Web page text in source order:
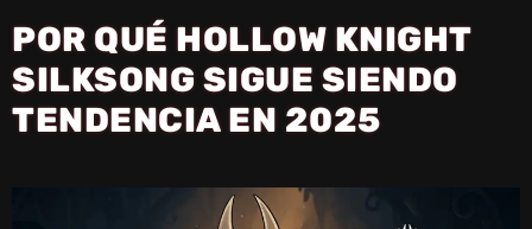
POR QUÉ HOLLOW KNIGHT
SILKSONG SIGUE SIENDO
TENDENCIA EN 2025